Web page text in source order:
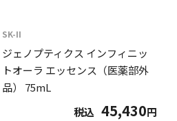
SK-II
ジェノプティクス インフィニッ
トオーラ エッセンス（医薬部外
品） 75mL
税込 45,430円